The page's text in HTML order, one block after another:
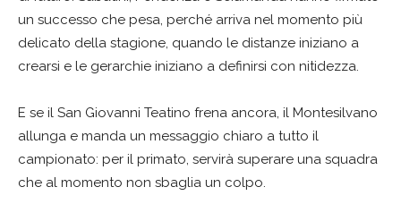
un successo che pesa, perché arriva nel momento più
delicato della stagione, quando le distanze iniziano a
crearsi e le gerarchie iniziano a definirsi con nitidezza.
E se il San Giovanni Teatino frena ancora, il Montesilvano
allunga e manda un messaggio chiaro a tutto il
campionato: per il primato, servirà superare una squadra
che al momento non sbaglia un colpo.